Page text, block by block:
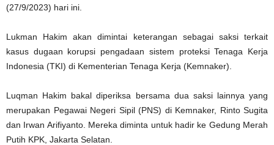
(27/9/2023) hari ini.
Lukman Hakim akan dimintai keterangan sebagai saksi terkait
kasus dugaan korupsi pengadaan sistem proteksi Tenaga Kerja
Indonesia (TKI) di Kementerian Tenaga Kerja (Kemnaker).
Luqman Hakim bakal diperiksa bersama dua saksi lainnya yang
merupakan Pegawai Negeri Sipil (PNS) di Kemnaker, Rinto Sugita
dan Irwan Arifiyanto. Mereka diminta untuk hadir ke Gedung Merah
Putih KPK, Jakarta Selatan.